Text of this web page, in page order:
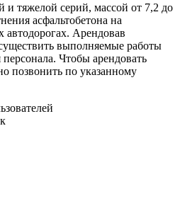
и тяжелой серий, массой от 7,2 до
асфальтобетона на
автодорогах. Арендовав
выполняемые работы
Чтобы арендовать
позвонить по указанному